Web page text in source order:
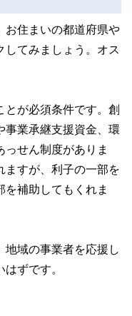
お住まいの都道府県や
してみましょう。オス
が必須条件です。創
事業承継支援資金、環
せん制度がありま
ますが、利子の一部を
を補助してもくれま
地域の事業者を応援し
ずです。